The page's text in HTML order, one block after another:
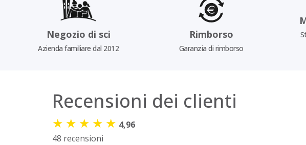
Negozio di sci
Azienda familiare dal 2012
Rimborso
Garanzia di rimborso
Recensioni dei clienti
★ ★ ★ ★ ★ 4,96
48 recensioni